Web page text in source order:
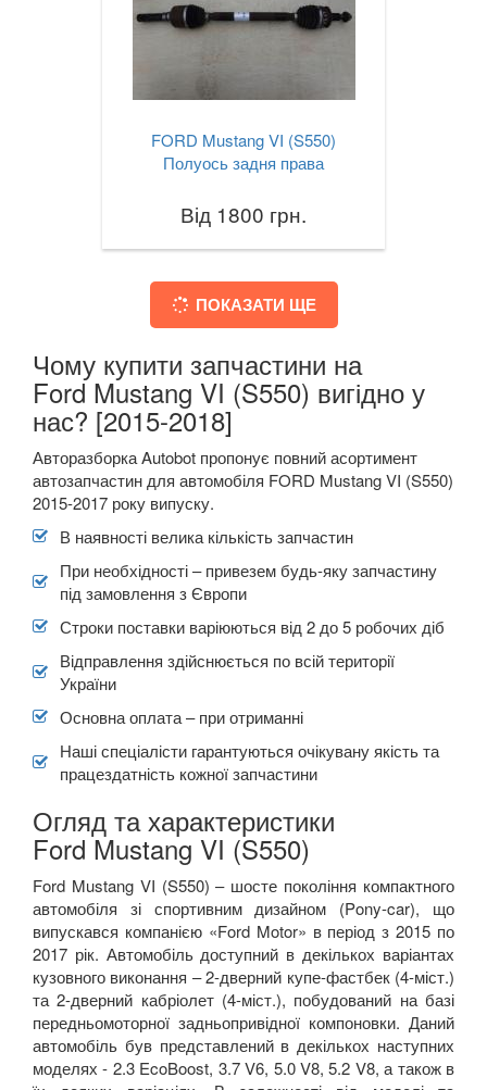
FORD Mustang VI (S550)
Полуось задня права
Від 1800 грн.
ПОКАЗАТИ ЩЕ
Чому купити запчастини на
Ford Mustang VI (S550) вигідно у
нас? [2015-2018]
Авторазборка Autobot пропонує повний асортимент
автозапчастин для автомобіля FORD Mustang VI (S550)
2015-2017 року випуску.
В наявності велика кількість запчастин
При необхідності – привезем будь-яку запчастину
під замовлення з Європи
Строки поставки варіюються від 2 до 5 робочих діб
Відправлення здійснюється по всій території
України
Основна оплата – при отриманні
Наші спеціалісти гарантуються очікувану якість та
працездатність кожної запчастини
Огляд та характеристики
Ford Mustang VI (S550)
Ford Mustang VI (S550)– шосте покоління компактного
автомобіля зі спортивним дизайном (Pony-car), що
випускався компанією «Ford Motor» в період з 2015 по
2017 рік. Автомобіль доступний в декількох варіантах
кузовного виконання – 2-дверний купе-фастбек (4-міст.)
та 2-дверний кабріолет (4-міст.), побудований на базі
передньомоторної задньопривідної компоновки. Даний
автомобіль був представлений в декількох наступних
моделях - 2.3 EcoBoost, 3.7V6, 5.0V8, 5.2 V8, а також в